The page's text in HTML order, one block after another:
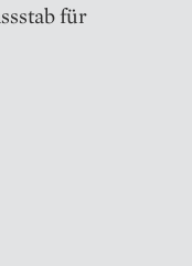
für